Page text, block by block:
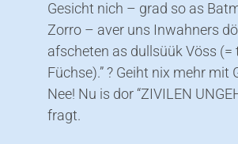
Gesicht nich – grad so as
Zorro – aver uns Inwahners
afscheten as dullsüük Vöss
Füchse).” ? Geiht nix mehr mit
Nee! Nu is dor “ZIVILEN
fragt.